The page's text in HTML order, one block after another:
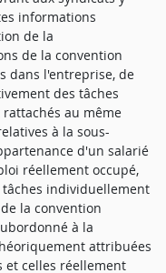
informations
de la
de la convention
dans l'entreprise, de
des tâches
au même
à la sous-
d'un salarié
réellement occupé,
tâches individuellement
la convention
à la
attribuées
et celles réellement